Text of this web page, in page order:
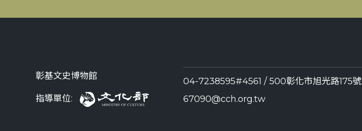
彰基文史博物館
指導單位:
04-7238595#4561 / 500彰化市旭光路175號
67090@cch.org.tw